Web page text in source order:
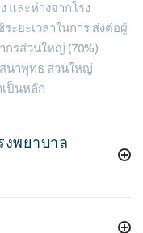
และห่างจากโรง
ะยะเวลาในการ ส่งต่อผู้
กรส่วนใหญ่ (70%)
นาพุทธ ส่วนใหญ่
ป็นหลัก
พยาบาล